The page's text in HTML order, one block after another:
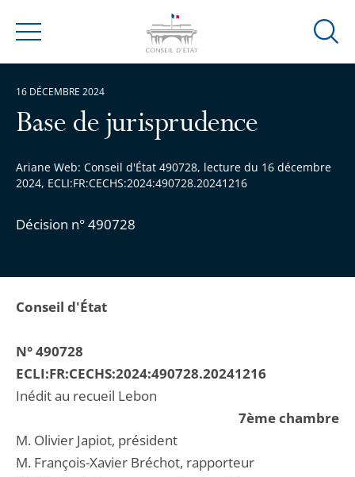
Menu
Ouvrir
Base de jurisprudence
Ariane Web: Conseil d'État 490728, lecture du 16 décembre
2024, ECLI:FR:CECHS:2024:490728.20241216
Décision n° 490728
16 DÉCEMBRE 2024
Conseil d'État
N° 490728
ECLI:FR:CECHS:2024:490728.20241216
Inédit au recueil Lebon
7ème chambre
M. Olivier Japiot, président
M. François-Xavier Bréchot, rapporteur